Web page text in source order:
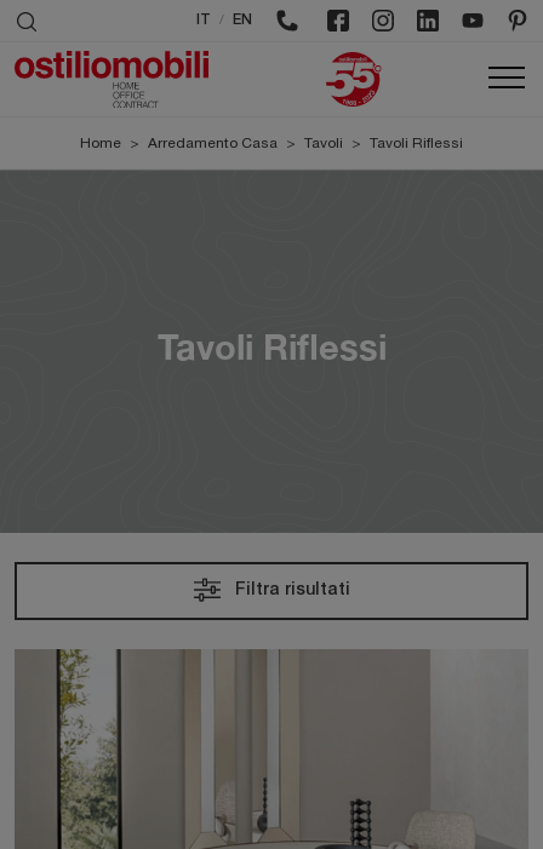
/ EN
Home > Arredamento Casa > Tavoli > Tavoli Riflessi
Tavoli Riflessi
Filtra risultati